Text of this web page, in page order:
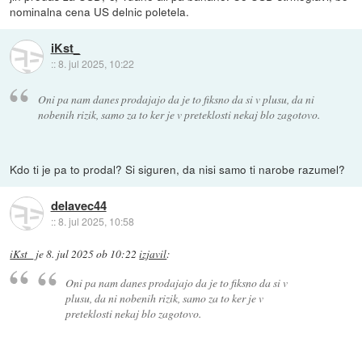
nominalna cena US delnic poletela.
iKst_
::8. jul 2025, 10:22
Oni pa nam danes prodajajo da je to fiksno da si v plusu, da ni
nobenih rizik, samo za to ker je v preteklosti nekaj blo zagotovo.
Kdo ti je pa to prodal? Si siguren, da nisi samo ti narobe razumel?
delavec44
::8. jul 2025, 10:58
iKst_ je8. jul 2025 ob 10:22 izjavil:
Oni pa nam danes prodajajo da je to fiksno da si v
plusu, da ni nobenih rizik, samo za to ker je v
preteklosti nekaj blo zagotovo.